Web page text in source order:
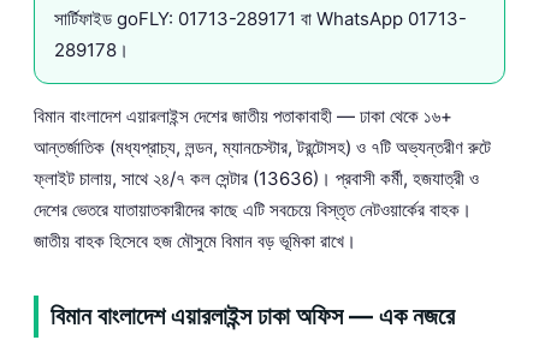
সার্টিফাইড goFLY: 01713-289171 বা WhatsApp 01713-
289178 ।
বিমান বাংলাদেশ এয়ারলাইন্স দেশের জাতীয় পতাকাবাহী — ঢাকা থেকে ১৬+
আন্তর্জাতিক (মধ্যপ্রাচ্য, লন্ডন, ম্যানচেস্টার, টরন্টোসহ) ও ৭টি অভ্যন্তরীণ রুটে
ফ্লাইট চালায়, সাথে ২৪/৭ কল সেন্টার (13636)। প্রবাসী কর্মী, হজযাত্রী ও
দেশের ভেতরে যাতায়াতকারীদের কাছে এটি সবচেয়ে বিস্তৃত নেটওয়ার্কের বাহক।
জাতীয় বাহক হিসেবে হজ মৌসুমে বিমান বড় ভূমিকা রাখে।
বিমান বাংলাদেশ এয়ারলাইন্স ঢাকা অফিস — এক নজরে